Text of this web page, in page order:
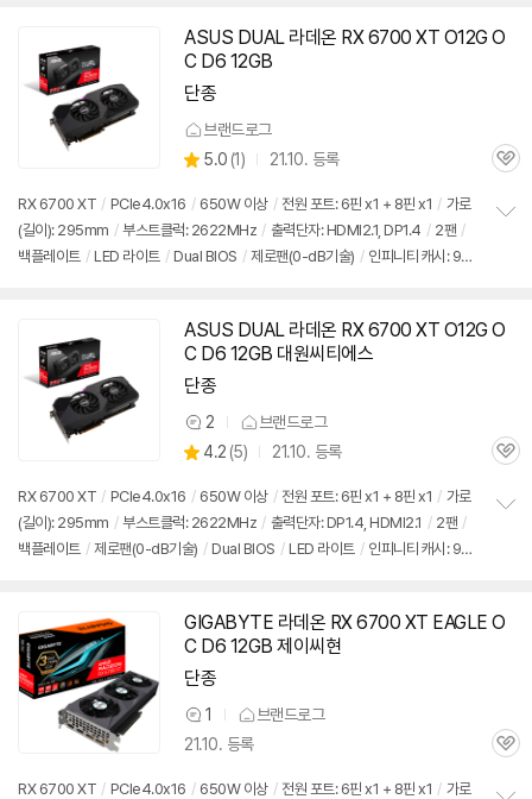
ASUS DUAL 라데온 RX 6700 XT O12G O
C D6 12GB
단종
브랜드로그
별
점
5.0 (상
리
뷰
1) 21.10. 등록
관
RX 6700 XT / PCIe4.0x16 / 650W 이상 / 전원 포트: 6핀 x1 + 8핀 x1 / 가로
(길이): 295mm / 부스트클럭: 2622MHz / 출력단자: HDMI2.1, DP1.4 / 2팬 /
백플레이트 / LED 라이트 / Dual BIOS / 제로팬(0-dB기술) / 인피니티 캐시: 96
ASUS DUAL 라데온 RX 6700 XT O12G O
C D6 12GB 대원씨티에스
단종
상
품
견
2 브랜드로그
별
점
4.2 (상
리
뷰
5) 21.10. 등록
관
RX 6700 XT / PCIe4.0x16 / 650W 이상 / 전원 포트: 6핀 x1 + 8핀 x1 / 가로
(길이): 295mm / 부스트클럭: 2622MHz / 출력단자: DP1.4, HDMI2.1 / 2팬 /
백플레이트 / 제로팬(0-dB기술) / Dual BIOS / LED 라이트 / 인피니티 캐시: 96
GIGABYTE 라데온 RX 6700 XT EAGLE O
C D6 12GB 제이씨현
단종
상
품
견
1
브랜드로그
21.10. 등록
관
RX 6700 XT / PCIe4.0x16 / 650W 이상 / 전원 포트: 6핀 x1 + 8핀 x1 / 가로